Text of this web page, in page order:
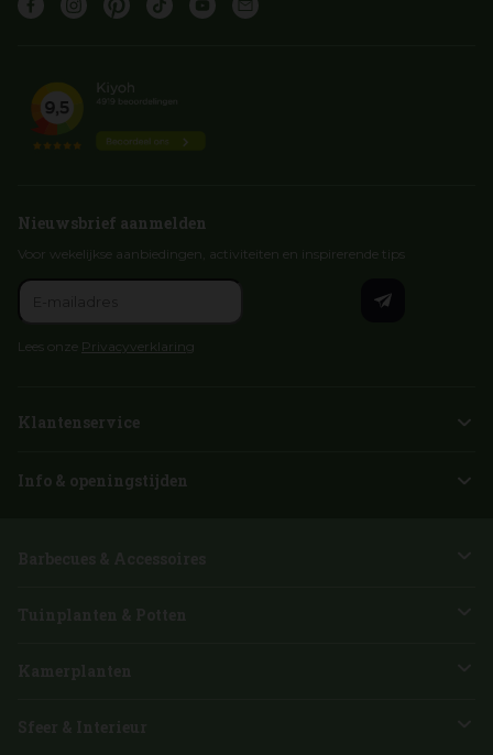
Nieuwsbrief aanmelden
Voor wekelijkse aanbiedingen, activiteiten en inspirerende tips
Lees onze Privacyverklaring
Klantenservice
Info & openingstijden